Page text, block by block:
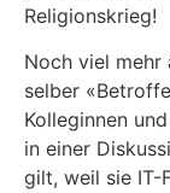
Religionskrieg!
Noch viel
selber
Kolleginnen
in einer
gilt, weil sie IT-